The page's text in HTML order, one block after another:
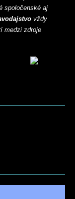
spoločenské aj
vždy
medzi zdroje